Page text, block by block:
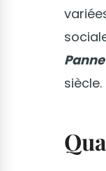
siècle.